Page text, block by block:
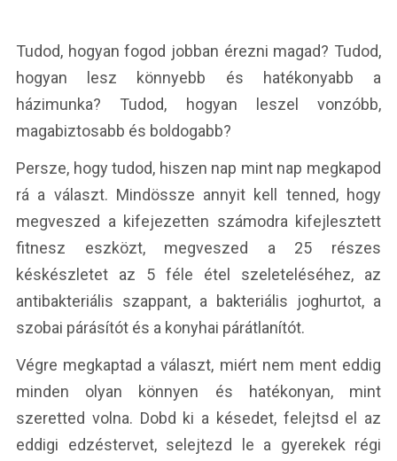
Tudod, hogyan fogod jobban érezni magad? Tudod,
hogyan lesz könnyebb és hatékonyabb a
házimunka? Tudod, hogyan leszel vonzóbb,
magabiztosabb és boldogabb?
Persze, hogy tudod, hiszen nap mint nap megkapod
rá a választ. Mindössze annyit kell tenned, hogy
megveszed a kifejezetten számodra kifejlesztett
fitnesz eszközt, megveszed a 25 részes
késkészletet az 5 féle étel szeleteléséhez, az
antibakteriális szappant, a bakteriális joghurtot, a
szobai párásítót és a konyhai párátlanítót.
Végre megkaptad a választ, miért nem ment eddig
minden olyan könnyen és hatékonyan, mint
szeretted volna. Dobd ki a késedet, felejtsd el az
eddigi edzéstervet, selejtezd le a gyerekek régi